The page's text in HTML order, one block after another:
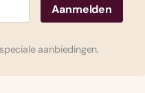
aanbiedingen.